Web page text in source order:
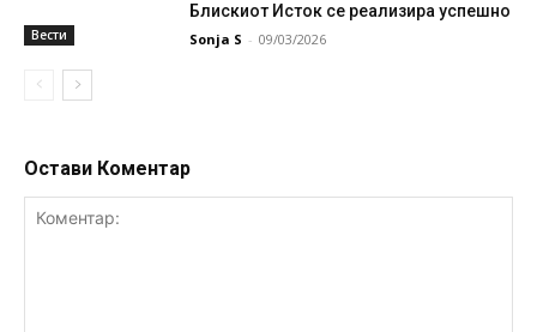
Вести
Блискиот Исток се реализира успешно
Sonja S - 09/03/2026
Остави Коментар